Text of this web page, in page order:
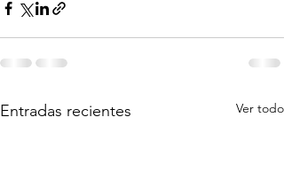
Entradas recientes Ver todo